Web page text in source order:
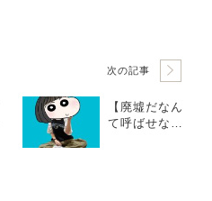
次の記事
【廃墟だなん
て呼ばせな